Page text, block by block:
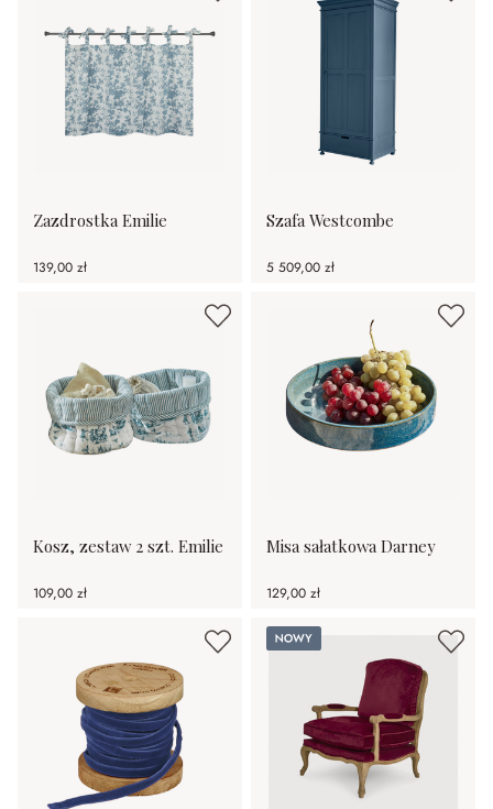
Zazdrostka Emilie
139,00 zł
Szafa Westcombe
5 509,00 zł
Kosz, zestaw 2 szt. Emilie
109,00 zł
Misa sałatkowa Darney
129,00 zł
Nowy